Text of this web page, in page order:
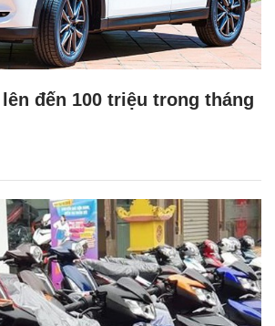
đến 100 triệu trong tháng